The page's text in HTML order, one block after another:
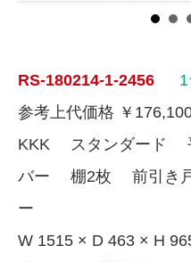
RS-180214-1-2456
参考上代価格 ￥
KKK スタンダード
バー 棚2枚 前引き
ー
W 1515 × D 463 × H